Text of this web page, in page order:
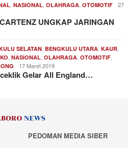
NASIONAL OLAHRAGA OTOMOTIF
27
UNGKAP JARINGAN
SELATAN BENGKULU UTARA KAUR
NASIONAL OLAHRAGA OTOMOTIF
17 Maret 2019
Gelar All England…
PEDOMAN MEDIA SIBER